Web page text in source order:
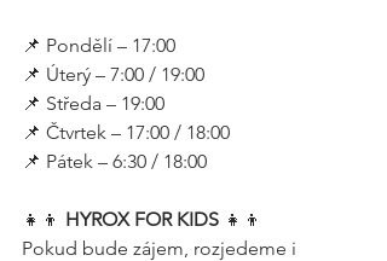
📌 Pondělí – 17:00
📌 Úterý – 7:00 / 19:00
📌 Středa – 19:00
📌 Čtvrtek – 17:00 / 18:00
📌 Pátek – 6:30 / 18:00
👧👦 HYROX FOR KIDS 👧👦
Pokud bude zájem, rozjedeme i